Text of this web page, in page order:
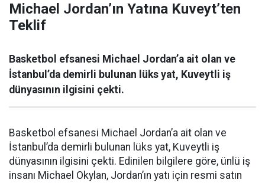
Michael Jordan’ın Yatına Kuveyt’ten
Teklif
Basketbol efsanesi Michael Jordan’a ait olan ve
İstanbul’da demirli bulunan lüks yat, Kuveytli iş
dünyasının ilgisini çekti.
Basketbol efsanesi Michael Jordan’a ait olan ve
İstanbul’da demirli bulunan lüks yat, Kuveytli iş
dünyasının ilgisini çekti. Edinilen bilgilere göre, ünlü iş
insanı Michael Okylan, Jordan’ın yatı için resmi satın